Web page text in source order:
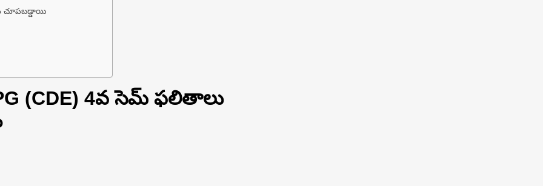
చూపబడ్డాయి
(CDE) 4వ సెమ్ ఫలితాలు